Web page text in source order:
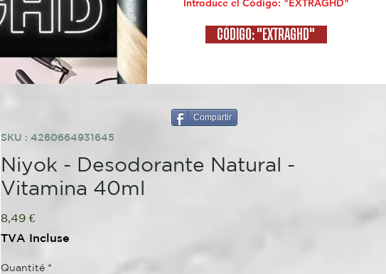
Introduce el Código: "EXTRAGHD"
CÓDIGO: "EXTRAGHD"
SKU : 4260664931645
Niyok - Desodorante Natural -
Vitamina 40ml
8,49 €Prix
TVA Incluse
Quantité *
Compartir